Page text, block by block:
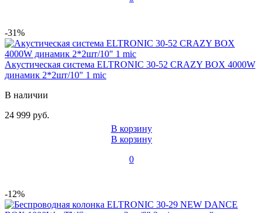
-31%
Акустическая система ELTRONIC 30-52 CRAZY BOX 4000W
динамик 2*2шт/10" 1 mic
В наличии
24 999 руб.
В корзину
В корзину
0
-12%